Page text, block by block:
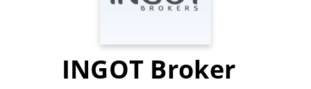
INGOT Broker